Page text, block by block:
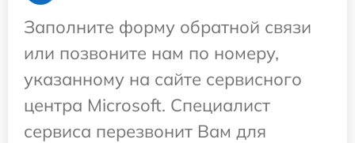
Заполните форму обратной связи
или позвоните нам по номеру,
указанному на сайте сервисного
центра Microsoft. Специалист
сервиса перезвонит Вам для